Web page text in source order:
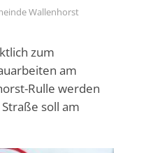
Wallenhorst
zum
am
Rulle werden
soll am